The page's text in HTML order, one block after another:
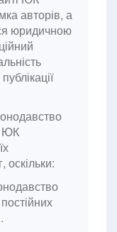
авторів, а
юридичною
ЮК
оскільки: